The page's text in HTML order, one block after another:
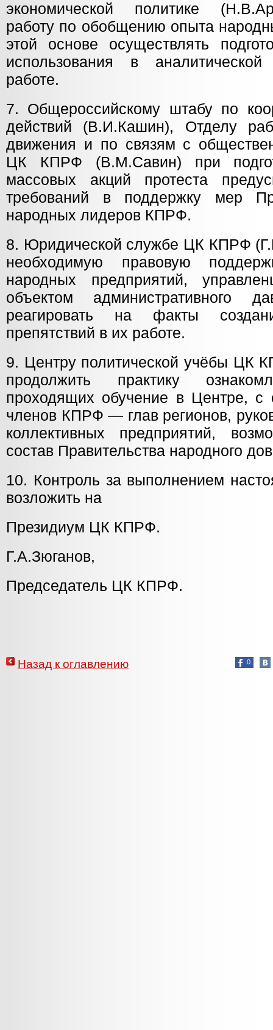
экономической политике
работу по обобщению опыта
этой основе осуществлять
использования в
работе.
7. Общероссийскому штабу по
действий (В.И.Кашин), Отделу
движения и по связям с
ЦК КПРФ (В.М.Савин) при
массовых акций протеста
требований в поддержку мер
народных лидеров КПРФ.
8. Юридической службе ЦК КПРФ
необходимую правовую
народных предприятий,
объектом административного
реагировать на факты
препятствий в их работе.
9. Центру политической учёбы ЦК
продолжить практику
проходящих обучение в Центре, с
членов КПРФ — глав регионов,
коллективных предприятий,
состав Правительства народного
10. Контроль за выполнением
возложить на
Президиум ЦК КПРФ.
Г.А.Зюганов,
Председатель ЦК КПРФ.
0
Назад к оглавлению